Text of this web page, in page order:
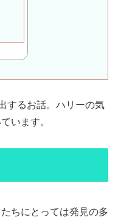
するお話。ハリーの気
います。
ちにとっては発見の多